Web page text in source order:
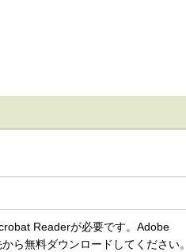
Readerが必要です。Adobe
ら無料ダウンロードしてください。